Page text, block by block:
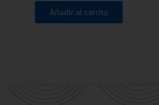
Añadir al carrito